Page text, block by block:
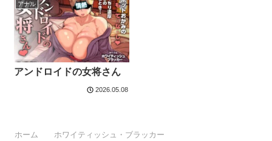
アナル
アンドロイドの女将さん
2026.05.08
ホーム ホワイティッシュ・ブラッカー